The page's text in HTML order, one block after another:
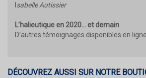
sabelle Autissier
L’halieutique en 2020… et demain
D’autres témoignages disponibles en ligne
DÉCOUVREZ AUSSI SUR NOTRE